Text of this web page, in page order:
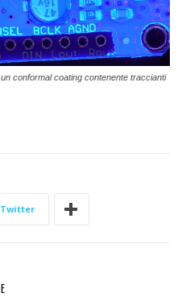
conformal coating contenente traccianti
Twitter